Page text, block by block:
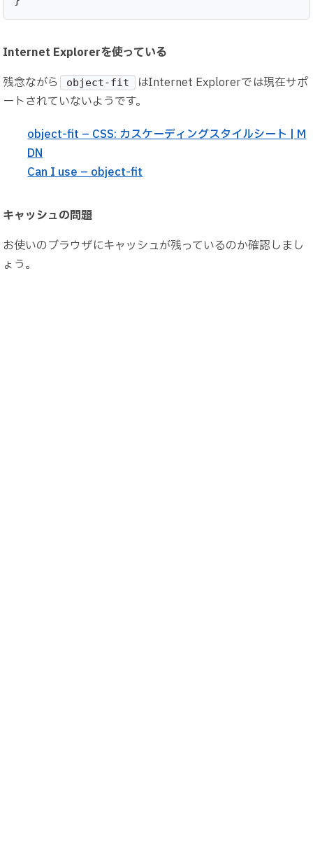
Internet Explorerを使っている
残念ながら
object-fit
はInternet Explorerでは現在サポ
ートされていないようです。
object-fit – CSS: カスケーディングスタイルシート | M
DN
Can I use – object-fit
キャッシュの問題
お使いのブラウザにキャッシュが残っているのか確認しまし
ょう。